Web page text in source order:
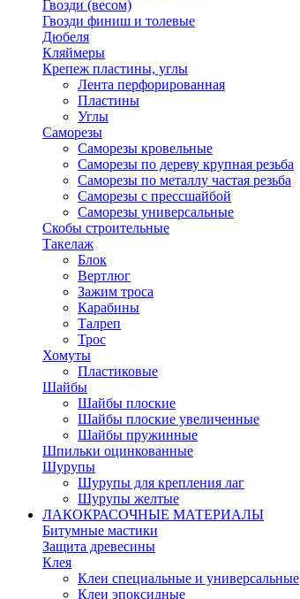
Гвозди (весом)
Гвозди финиш и толевые
Дюбеля
Кляймеры
Крепеж пластины, углы
Лента перфорированная
Пластины
Углы
Саморезы
Саморезы кровельные
Саморезы по дереву крупная резьба
Саморезы по металлу частая резьба
Саморезы с прессшайбой
Саморезы универсальные
Скобы строительные
Такелаж
Блок
Вертлюг
Зажим троса
Карабины
Талреп
Трос
Хомуты
Пластиковые
Шайбы
Шайбы плоские
Шайбы плоские увеличенные
Шайбы пружинные
Шпильки оцинкованные
Шурупы
Шурупы для крепления лаг
Шурупы желтые
ЛАКОКРАСОЧНЫЕ МАТЕРИАЛЫ
Битумные мастики
Защита древесины
Клея
Клеи специальные и универсальные
Клеи эпоксидные